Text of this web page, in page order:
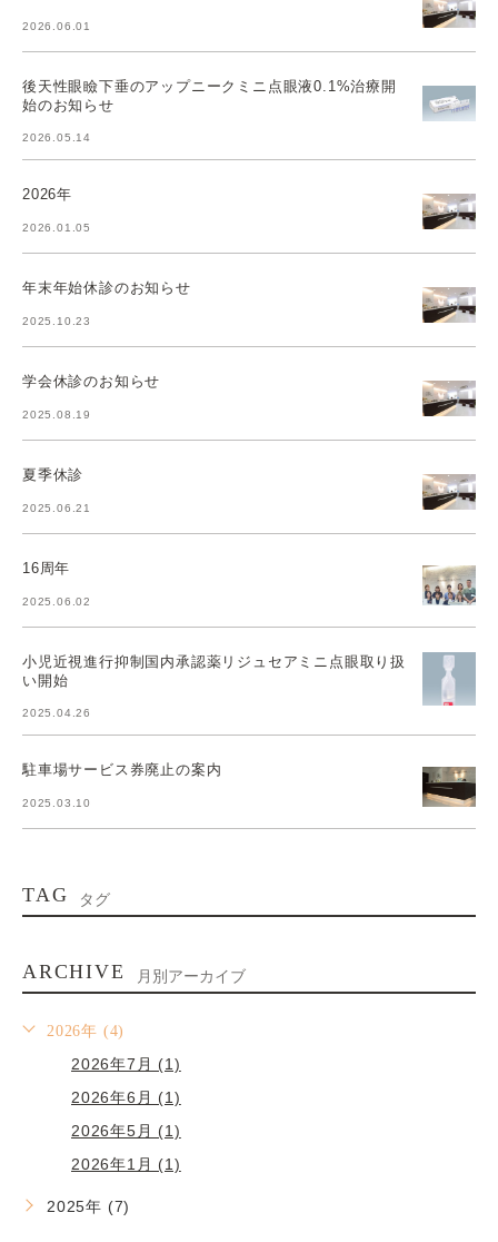
2026.06.01
後天性眼瞼下垂のアップニークミニ点眼液0.1%治療開
始のお知らせ
2026.05.14
2026年
2026.01.05
年末年始休診のお知らせ
2025.10.23
学会休診のお知らせ
2025.08.19
夏季休診
2025.06.21
16周年
2025.06.02
小児近視進行抑制国内承認薬リジュセアミニ点眼取り扱
い開始
2025.04.26
駐車場サービス券廃止の案内
2025.03.10
TAG タグ
ARCHIVE 月別アーカイブ
2026年 (4)
2026年7月 (1)
2026年6月 (1)
2026年5月 (1)
2026年1月 (1)
2025年 (7)